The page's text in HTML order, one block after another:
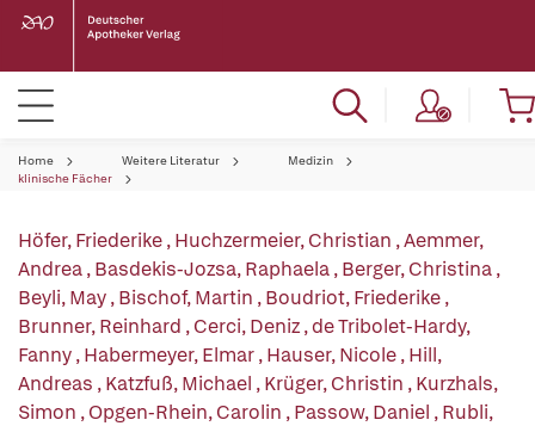
Home Weitere Literatur
Medizin
klinische Fächer
Höfer, Friederike,Huchzermeier, Christian ,Aemmer,
Andrea,Basdekis-Jozsa, Raphaela,Berger, Christina,
Beyli, May,Bischof, Martin ,Boudriot, Friederike,
Brunner, Reinhard ,Cerci, Deniz,de Tribolet-Hardy,
Fanny,Habermeyer, Elmar,Hauser, Nicole,Hill,
Andreas ,Katzfuß, Michael ,Krüger, Christin ,Kurzhals,
Simon ,Opgen-Rhein, Carolin ,Passow, Daniel ,Rubli,